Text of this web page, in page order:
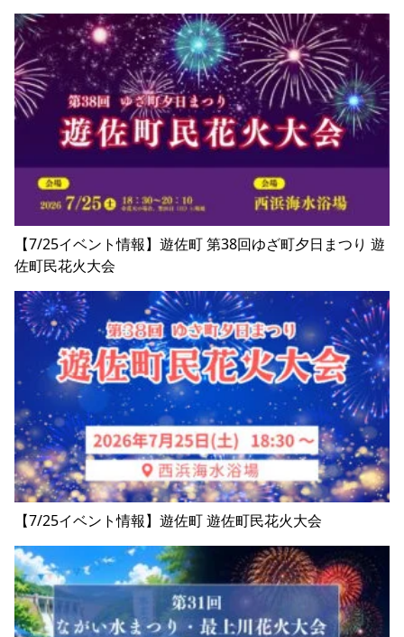
【7/25イベント情報】遊佐町 第38回ゆざ町夕日まつり 遊
佐町民花火大会
【7/25イベント情報】遊佐町 遊佐町民花火大会